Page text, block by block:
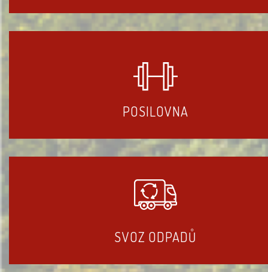
POSILOVNA
SVOZ ODPADŮ